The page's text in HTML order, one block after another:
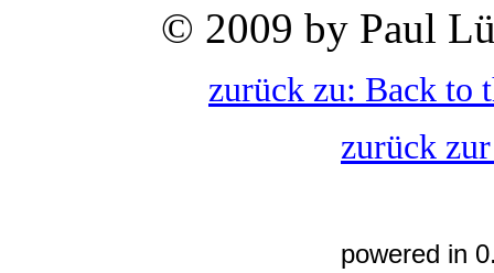
© 2009 by Paul
zurück zu: Back to
zurück
powered in